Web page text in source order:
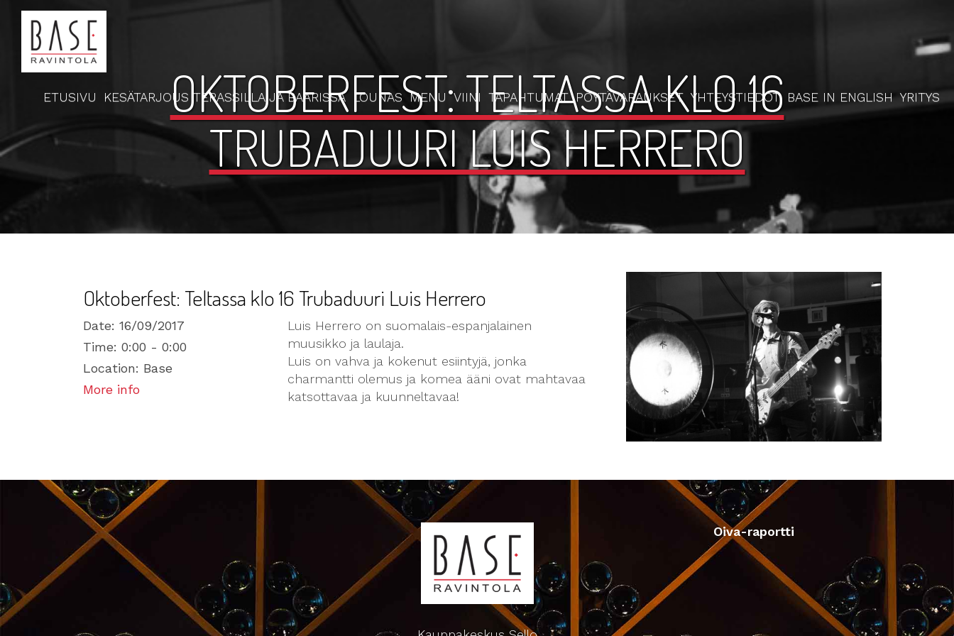
ETUSIVU KESÄTARJOUS TERASSILLA JA BAARISSA LOUNAS MENU VIINI TAPAHTUMAT PÖYTÄVARAUKSET YHTEYSTIEDOT BASE IN ENGLISH YRITYS
OKTOBERFEST: TELTASSA KLO 16
TRUBADUURI LUIS HERRERO
Oktoberfest: Teltassa klo 16 Trubaduuri Luis Herrero
Date: 16/09/2017
Time: 0:00 - 0:00
Location: Base
More info
Luis Herrero on suomalais-espanjalainen
muusikko ja laulaja.
Luis on vahva ja kokenut esiintyjä, jonka
charmantti olemus ja komea ääni ovat mahtavaa
katsottavaa ja kuunneltavaa!
Oiva-raportti